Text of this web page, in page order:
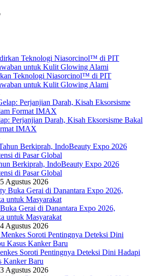
Teknologi Niasorcinol™ di PIT
untuk Kulit Glowing Alami
Perjanjian Darah, Kisah Eksorsisme Bakal
IMAX
Berkiprah, IndoBeauty Expo 2026
di Pasar Global
5 Agustus 2026
Gerai di Danantara Expo 2026,
untuk Masyarakat
4 Agustus 2026
Soroti Pentingnya Deteksi Dini Hadapi
Kanker Baru
3 Agustus 2026